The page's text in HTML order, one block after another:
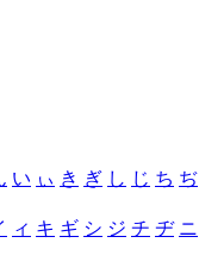
い ぃ き ぎ し じ ち ぢ
ィ キ ギ シ ジ チ ヂ ニ